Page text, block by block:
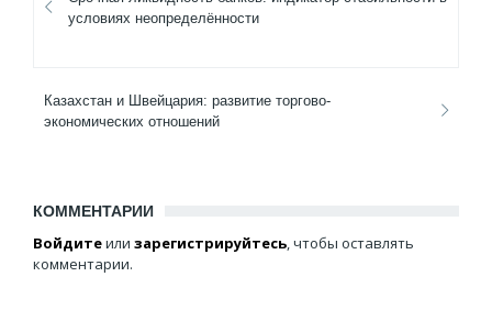
условиях неопределённости
Казахстан и Швейцария: развитие торгово-
экономических отношений
КОММЕНТАРИИ
Войдитеили зарегистрируйтесь, чтобы оставлять
комментарии.